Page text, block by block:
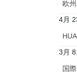
欧
4月
3月
国